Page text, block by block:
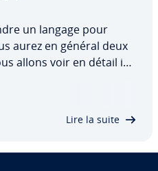
un langage pour
aurez en général deux
allons voir en détail ici
Lire la suite